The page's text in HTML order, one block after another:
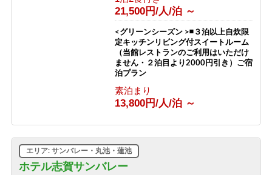
21,500円/人/泊 ～
<グリーンシーズン >◾️３泊以上自炊限
定キッチンリビング付スイートルーム
（当館レストランのご利用はいただけ
ません・２泊目より2000円引き）ご宿
泊プラン
素泊まり
13,800円/人/泊 ～
ホテル志賀サンバレー
エリア: サンバレー・丸池・蓮池